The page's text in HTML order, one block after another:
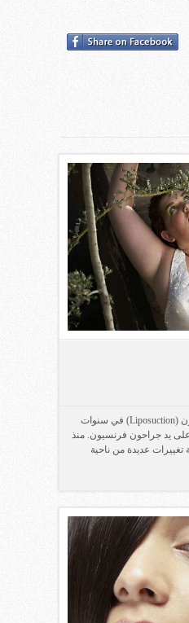
تم تطوير عملية شفط الدهون (Liposuction) في سنوات
يد جراحون فرنسيون. منذ
تغييرات عديدة من ناحية